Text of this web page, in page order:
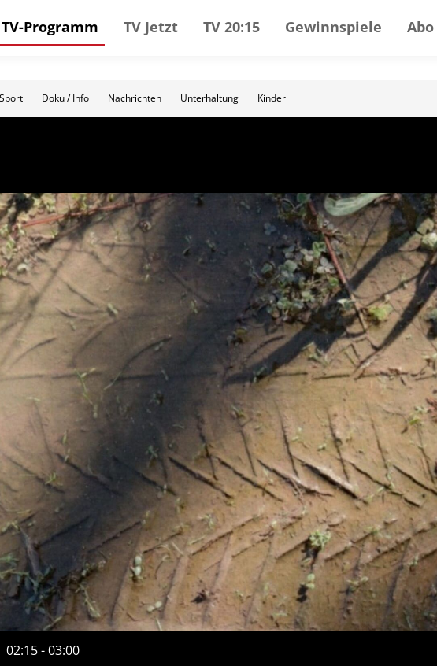
TV-Programm TV Jetzt TV 20:15 Gewinnspiele Abo
Sport Doku / Info Nachrichten Unterhaltung Kinder
- 03:00